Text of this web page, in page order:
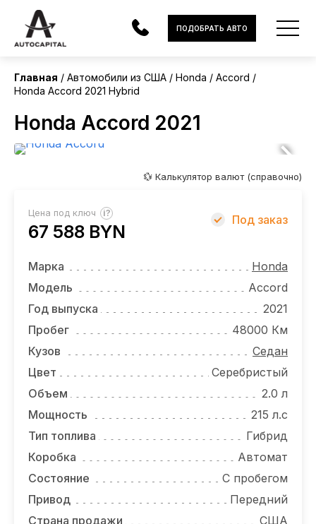
АВТОМОБИЛИ
ЭЛЕКТРОМОБИЛИ
УСЛУГИ
НОВОСТИ
ОТЗЫВЫ
ВАКАНСИИ
О КОМПАНИИ
КОНТАКТЫ
ПОДОБРАТЬ АВТО
Главная Автомобили из США Honda
Accord
Honda Accord 2021 Hybrid
Honda Accord 2021
💱 Калькулятор валют (справочно)
Цена под ключ ?
67 588 BYN
Под заказ
Марка
Honda
Модель
Accord
Год выпуска
2021
Пробег
48000 Км
Кузов
Седан
Цвет
Серебристый
Объем
2.0 л
Мощность
215 л.с
Тип топлива
Гибрид
Коробка
Автомат
Состояние
С пробегом
Привод
Передний
Страна продажи
США